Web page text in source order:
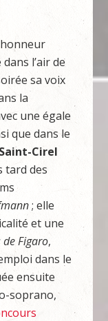
l’air de
sa voix
la
une égale
que dans le
Cirel
tard des
; elle
et une
de Figaro,
dans le
ensuite
soprano,